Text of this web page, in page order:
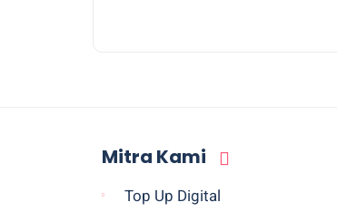
Mitra Kami
Top Up Digital